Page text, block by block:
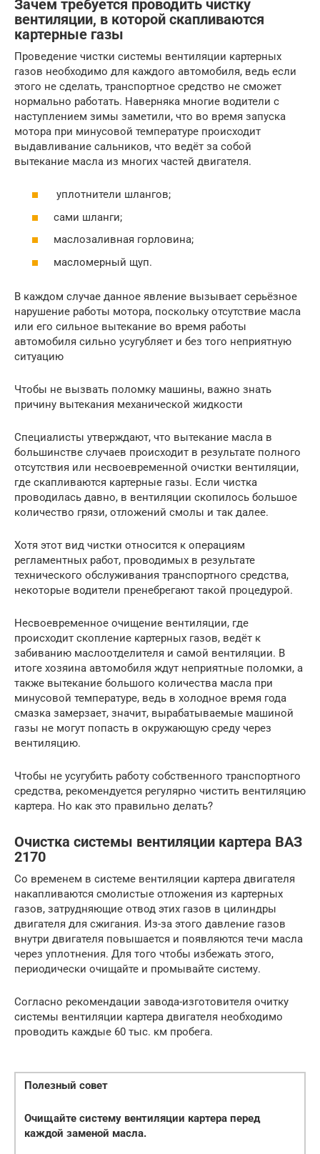
Зачем требуется проводить чистку
вентиляции, в которой скапливаются
картерные газы
Проведение чистки системы вентиляции картерных
газов необходимо для каждого автомобиля, ведь если
этого не сделать, транспортное средство не сможет
нормально работать. Наверняка многие водители с
наступлением зимы заметили, что во время запуска
мотора при минусовой температуре происходит
выдавливание сальников, что ведёт за собой
вытекание масла из многих частей двигателя.
уплотнители шлангов;
сами шланги;
маслозаливная горловина;
масломерный щуп.
В каждом случае данное явление вызывает серьёзное
нарушение работы мотора, поскольку отсутствие масла
или его сильное вытекание во время работы
автомобиля сильно усугубляет и без того неприятную
ситуацию
Чтобы не вызвать поломку машины, важно знать
причину вытекания механической жидкости
Специалисты утверждают, что вытекание масла в
большинстве случаев происходит в результате полного
отсутствия или несвоевременной очистки вентиляции,
где скапливаются картерные газы. Если чистка
проводилась давно, в вентиляции скопилось большое
количество грязи, отложений смолы и так далее.
Хотя этот вид чистки относится к операциям
регламентных работ, проводимых в результате
технического обслуживания транспортного средства,
некоторые водители пренебрегают такой процедурой.
Несвоевременное очищение вентиляции, где
происходит скопление картерных газов, ведёт к
забиванию маслоотделителя и самой вентиляции. В
итоге хозяина автомобиля ждут неприятные поломки, а
также вытекание большого количества масла при
минусовой температуре, ведь в холодное время года
смазка замерзает, значит, вырабатываемые машиной
газы не могут попасть в окружающую среду через
вентиляцию.
Чтобы не усугубить работу собственного транспортного
средства, рекомендуется регулярно чистить вентиляцию
картера. Но как это правильно делать?
Очистка системы вентиляции картера ВАЗ
2170
Со временем в системе вентиляции картера двигателя
накапливаются смолистые отложения из картерных
газов, затрудняющие отвод этих газов в цилиндры
двигателя для сжигания. Из-за этого давление газов
внутри двигателя повышается и появляются течи масла
через уплотнения. Для того чтобы избежать этого,
периодически очищайте и промывайте систему.
Согласно рекомендации завода-изготовителя очитку
системы вентиляции картера двигателя необходимо
проводить каждые 60 тыс. км пробега.
Полезный совет
Очищайте систему вентиляции картера перед
каждой заменой масла.